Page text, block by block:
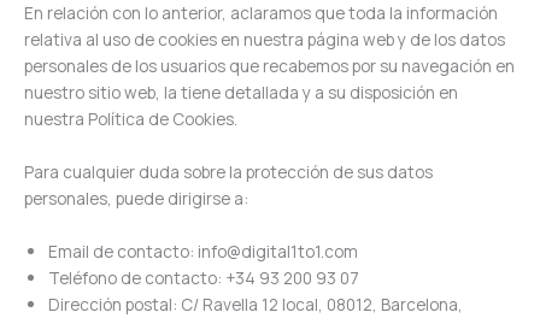
En relación con lo anterior, aclaramos que toda la información
relativa al uso de cookies en nuestra página web y de los datos
personales de los usuarios que recabemos por su navegación en
nuestro sitio web, la tiene detallada y a su disposición en
nuestra Política de Cookies.
Para cualquier duda sobre la protección de sus datos
personales, puede dirigirse a:
Email de contacto: info@digital1to1.com
Teléfono de contacto: +34 93 200 93 07
Dirección postal: C/ Ravella 12 local, 08012, Barcelona,